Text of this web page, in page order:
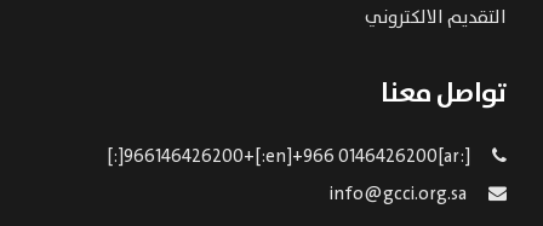
التقديم الالكتروني
تواصل معنا
[:ar]966146426200+[:en]+966 0146426200[:]